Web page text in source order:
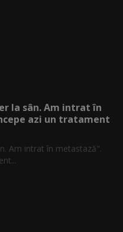
la sân. Am intrat în
azi un tratament
Am intrat în metastază".